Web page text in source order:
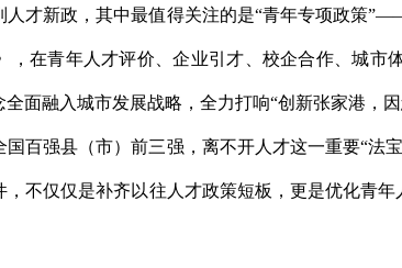
人才新政，其中最值得关注的是“青年专项政策
，在青年人才评价、企业引才、校企合作、城市
面融入城市发展战略，全力打响“创新张家港，因
百强县（市）前三强，离不开人才这一重要“法
不仅仅是补齐以往人才政策短板，更是优化青